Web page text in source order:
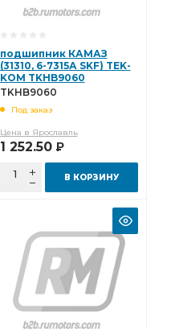
подшипник КАМАЗ
(31310, 6-7315А SKF) TEK-
KOM TKHB9060
TKHB9060
TKHB9060
Под заказ
Цена в Ярославль
1 252.50 Р
В КОРЗИНУ